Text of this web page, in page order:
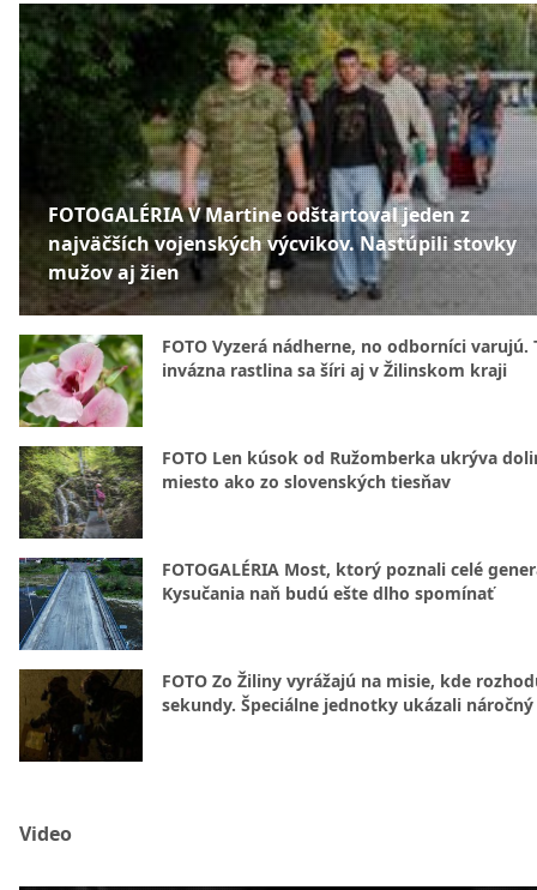
FOTOGALÉRIA V Martine odštartoval jeden z
najväčších vojenských výcvikov. Nastúpili stovky
mužov aj žien
FOTO Vyzerá nádherne, no odborníci varujú.
invázna rastlina sa šíri aj v Žilinskom kraji
FOTO Len kúsok od Ružomberka ukrýva
miesto ako zo slovenských tiesňav
FOTOGALÉRIA Most, ktorý poznali celé
Kysučania naň budú ešte dlho spomínať
FOTO Zo Žiliny vyrážajú na misie, kde
sekundy. Špeciálne jednotky ukázali
Video